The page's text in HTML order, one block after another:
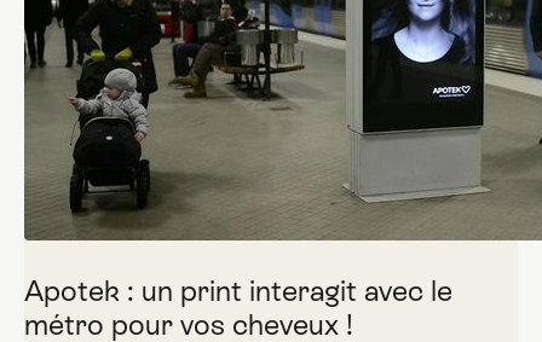
Apotek : un print interagit avec le
métro pour vos cheveux !